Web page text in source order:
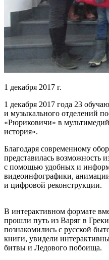
1 декабря 2017 г.
1 декабря 2017 года 23
и музыкального отделений
«Рюриковичи» в
история».
Благодаря современному
представилась возможность
с помощью удобных и
видеоинфографики,
и цифровой реконструкции.
В интерактивном формате
прошли путь из Варяг в
познакомились с русской
книги, увидели
битвы и Ледового побоища.